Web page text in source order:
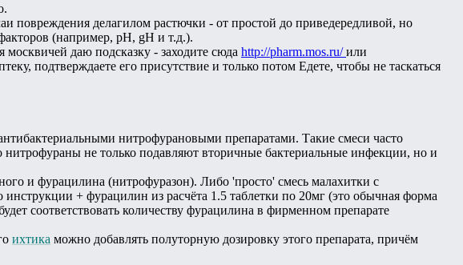
повреждения делагилом растючки - от простой до приведередливой, но
(например, pH, gH и т.д.).
даю подсказку - заходите сюда http://pharm.mos.ru/или
подтверждаете его присутствие и только потом Едете, чтобы не таскаться
нитрофурановыми препаратами. Такие смеси часто
нитрофураны не только подавляют вторичные бактериальные инфекции, но и
и фурацилина (нитрофуразон). Либо 'просто' смесь малахитки с
+ фурацилин из расчёта 1.5 таблетки по 20мг (это обычная форма
соответствовать количеству фурацилина в фирменном препарате
ихтика можно добавлять полуторную дозировку этого препарата, причём